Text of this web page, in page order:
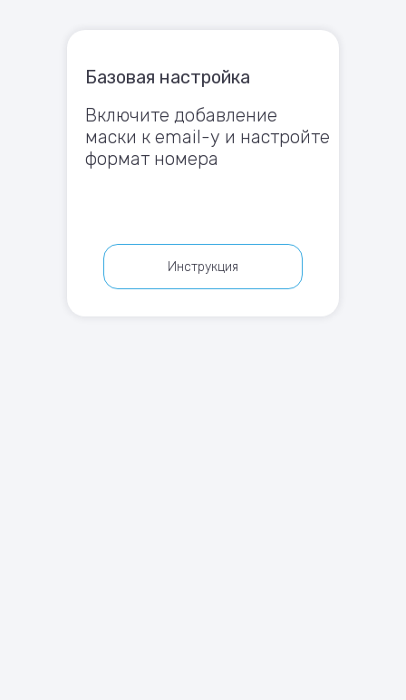
Включите добавление
маски к email-у и настройте
формат номера
Базовая настройка
Инструкция